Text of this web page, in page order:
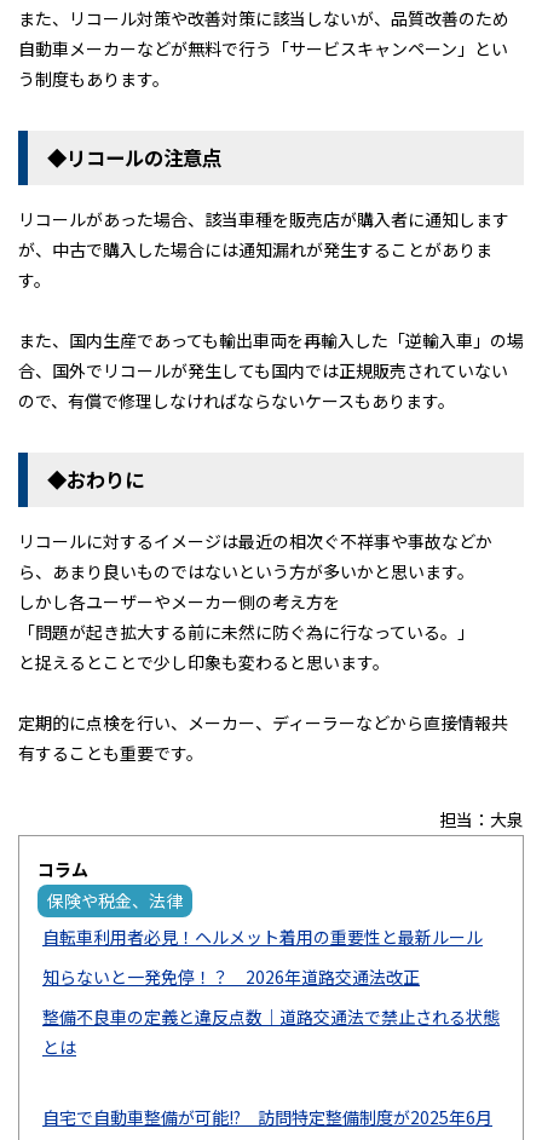
営業時間｜9:00～18:00
また、リコール対策や改善対策に該当しないが、品質改善のため
自動車メーカーなどが無料で行う「サービスキャンペーン」とい
う制度もあります。
◆リコールの注意点
リコールがあった場合、該当車種を販売店が購入者に通知します
が、中古で購入した場合には通知漏れが発生することがありま
す。
また、国内生産であっても輸出車両を再輸入した「逆輸入車」の場
合、国外でリコールが発生しても国内では正規販売されていない
ので、有償で修理しなければならないケースもあります。
◆おわりに
リコールに対するイメージは最近の相次ぐ不祥事や事故などか
ら、あまり良いものではないという方が多いかと思います。
しかし各ユーザーやメーカー側の考え方を
「問題が起き拡大する前に未然に防ぐ為に行なっている。」
と捉えるとことで少し印象も変わると思います。
定期的に点検を行い、メーカー、ディーラーなどから直接情報共
有することも重要です。
担当：大泉
コラム
保険や税金、法律
自転車利用者必見！ヘルメット着用の重要性と最新ルール
知らないと一発免停！？ 2026年道路交通法改正
整備不良車の定義と違反点数｜道路交通法で禁止される状態
とは
自宅で自動車整備が可能!? 訪問特定整備制度が2025年6月